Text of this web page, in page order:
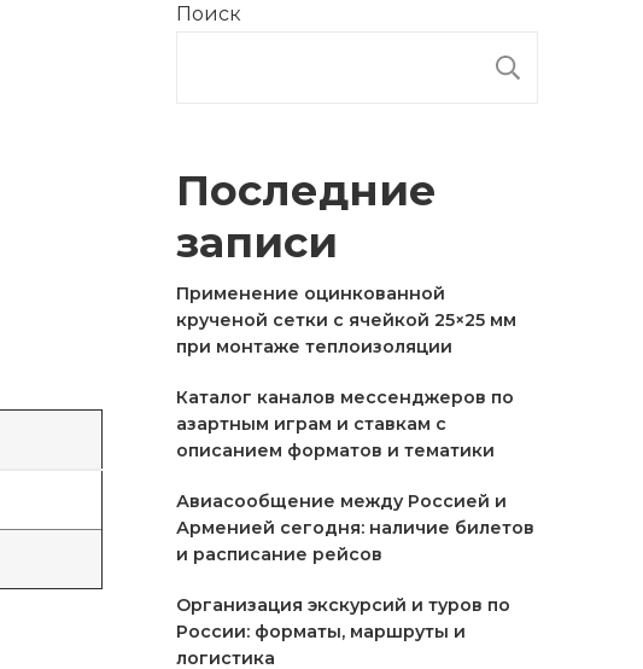
Поиск
Последние
записи
Применение оцинкованной
крученой сетки с ячейкой 25×25 мм
при монтаже теплоизоляции
Каталог каналов мессенджеров по
азартным играм и ставкам с
описанием форматов и тематики
Авиасообщение между Россией и
Арменией сегодня: наличие билетов
и расписание рейсов
Организация экскурсий и туров по
России: форматы, маршруты и
логистика